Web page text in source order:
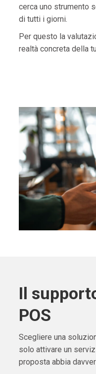
cerca uno strumento
di tutti i giorni.
Per questo la
realtà concreta della
Il
POS
Scegliere una
solo attivare un
proposta abbia